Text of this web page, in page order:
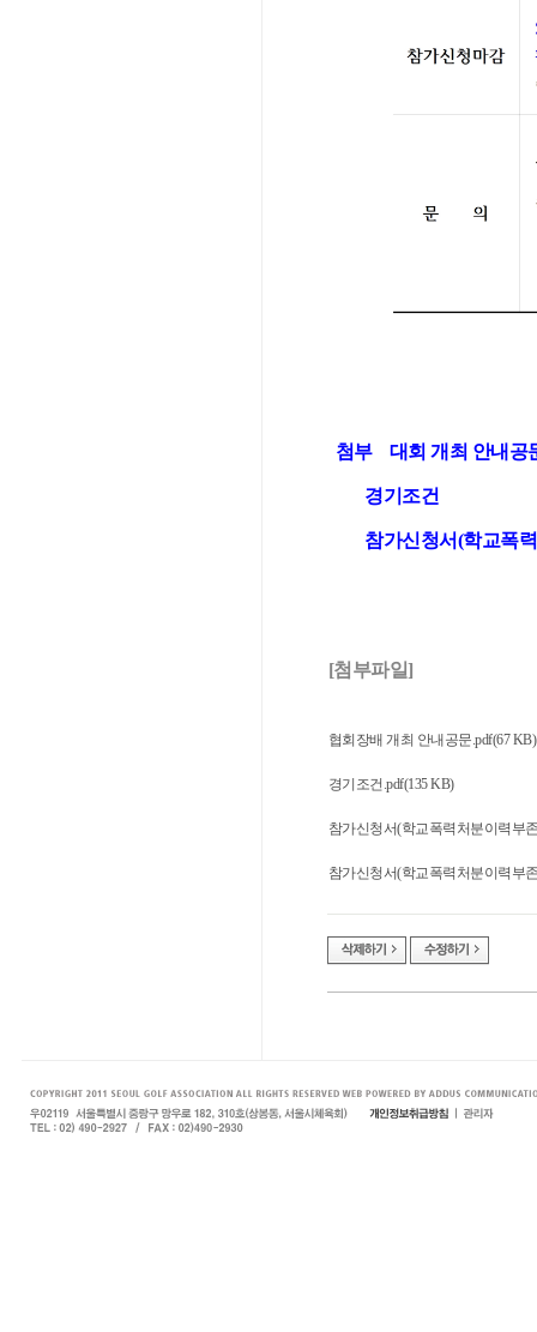
첨부 대회 개최 안내공
경기조건
참가신청서(학교폭력
[첨부파일]
협회장배 개최 안내공문.pdf(67 KB)
경기조건.pdf(135 KB)
참가신청서(학교폭력처분이력부
참가신청서(학교폭력처분이력부